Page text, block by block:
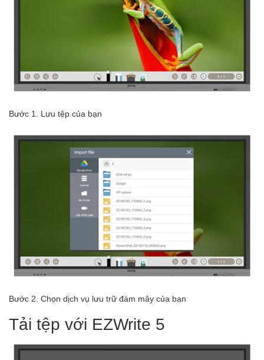
Bước 1. Lưu tệp của bạn
Bước 2. Chọn dịch vụ lưu trữ đám mây của bạn
Tải tệp với EZWrite 5